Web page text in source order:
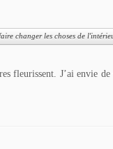
changer les choses de
J’ai envie de